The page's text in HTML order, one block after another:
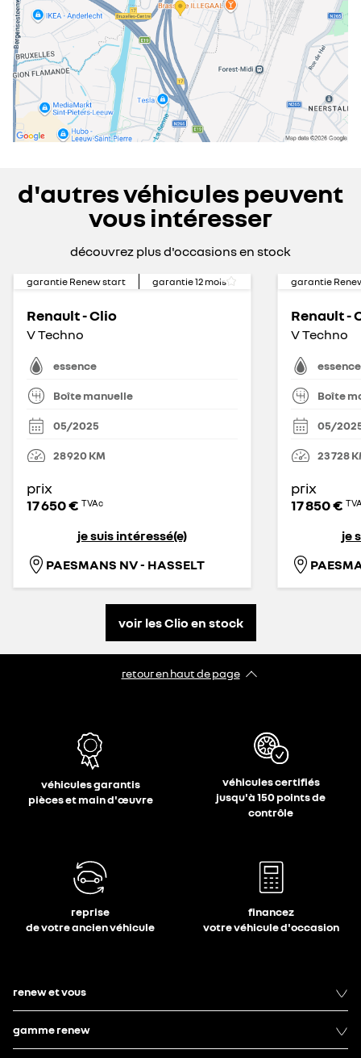
d'autres véhicules peuvent
vous intéresser
découvrez plus d'occasions en stock
garantie Renew start garantie12 mois
Renault - Clio
V Techno
essence
Boîte manuelle
05/2025
28 920KM
prix
17 650 € TVAc
je suis intéressé(e)
PAESMANS NV - HASSELT
garantie
Renault -
V Techno
essence
Boîte
05/
23 728
prix
17 850 €
je
voir les Clio en stock
retour en haut de page​
véhicules garantis
pièces et main d'œuvre
véhicules certifiés
jusqu'à 150 points de
contrôle
reprise
de votre ancien véhicule
financez
votre véhicule d'occasion
renew et vous
gamme renew